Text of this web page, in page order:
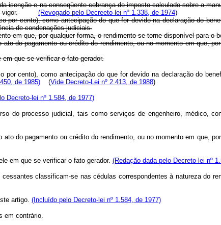
isenção e na conseqüente cobrança do imposto calculado sobre a
vigor.
(Revogado pelo Decreeto-lei nº 1.338, de 1974)
cento), como antecipação do que for devido na declaração do
de condenações judiciais.
em que, por qualquer forma, o rendimento se torne disponível para o
do pagamento ou crédito do rendimento, ou no momento em que,
que se verificar o fato gerador.
cento), como antecipação do que for devido na declaração do
de 1985) (Vide Decreto-Lei nº 2.413, de 1988)
Decreto-lei nº 1.584, de 1977)
do processo judicial, tais como serviços de engenheiro, médico,
do pagamento ou crédito do rendimento, ou no momento em que,
em que se verificar o fato gerador. (Redação dada pelo Decreto-lei nº
classificam-se nas cédulas correspondentes à natureza do
artigo. (Incluído pelo Decreto-lei nº 1.584, de 1977)
contrário.